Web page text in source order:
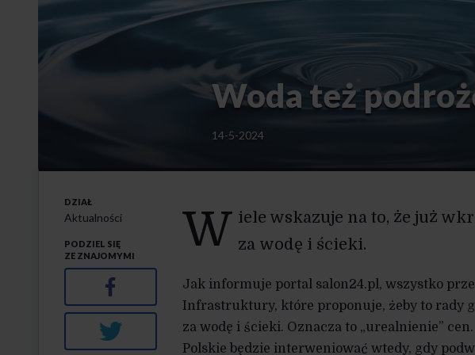
Woda też
14-5-2024
W iele wskazuje na to, że już
za wodę i ścieki.
Jak informuje portal salon24.pl, wszystko
Infrastruktury, które proponuje, żeby to rady
za wodę i ścieki. Oznacza to „urealnienie”
Polskie będzie interweniować wtedy, gdy
DZIAŁ
Aktualności
PODZIEL SIĘ
ZE ZNAJOMYMI
Facebook
Twitter